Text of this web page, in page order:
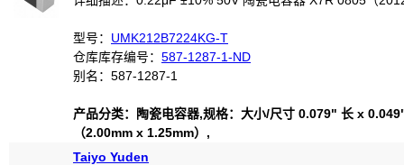
型号： UMK212B7224KG-T
仓库库存编号： 587-1287-1-ND
别名：587-1287-1
产品分类：陶瓷电容器,规格：大小/尺寸 0.079" 长 x
（2.00mm x 1.25mm）,
Taiyo Yuden